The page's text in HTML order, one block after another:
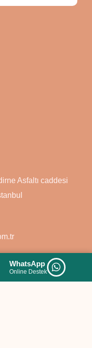
Asfaltı caddesi
WhatsApp
Online Destek